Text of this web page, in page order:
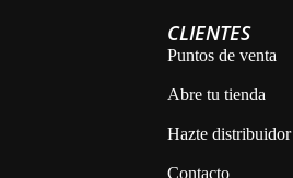
CLIENTES
Puntos de venta
Abre tu tienda
Hazte distribuidor
Contacto